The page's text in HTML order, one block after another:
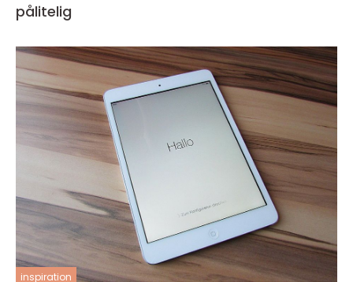
pålitelig
inspiration